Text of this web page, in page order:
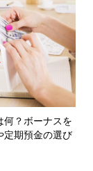
何？ボーナスを
定期預金の選び